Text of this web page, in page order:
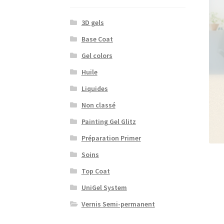
3D gels
Base Coat
Gel colors
Huile
Liquides
Non classé
Painting Gel Glitz
Préparation Primer
Soins
Top Coat
UniGel System
Vernis Semi-permanent